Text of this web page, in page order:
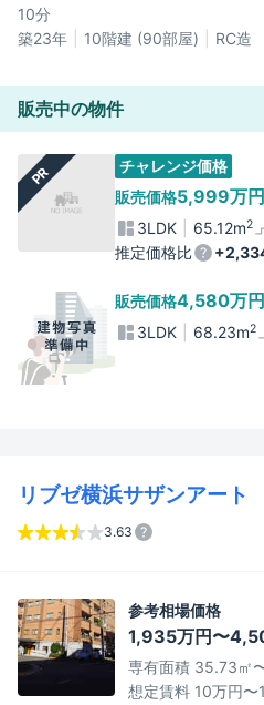
10分
築23年
10階建 (90部屋) RC造
販売中の物件
PR
チャレンジ価格
販売価格5,999万円
3LDK 65.12m2
推定価格比
販売価格4,580万円
3LDK 68.23m2
リブゼ横浜サザンアート
3.63
参考相場価格
1,935万円〜
専有面積 35.73㎡
想定賃料 10万円〜